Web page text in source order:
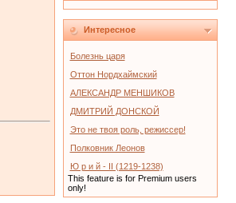
Интересное
Болезнь царя
Оттон Нордхаймский
АЛЕКСАНДР МЕНШИКОВ
ДМИТРИЙ ДОНСКОЙ
Это не твоя роль, режиссер!
Полковник Леонов
Ю р и й - II (1219-1238)
This feature is for Premium users
only!